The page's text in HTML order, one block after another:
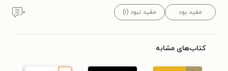
مفید بود مفید نبود (۱) ۰
کتاب‌های مشابه